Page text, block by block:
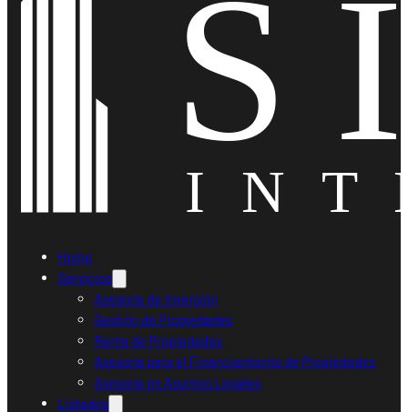
Home
Servicios
Asesoría de Inversión
Gestión de Propiedades
Renta de Propiedades
Asesoría para el Financiamiento de Propiedades
Asesoría en Asuntos Legales
Listados